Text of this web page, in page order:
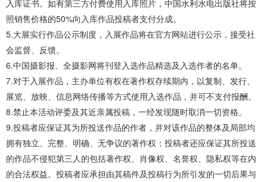
入库证书。如有第三方付费使用入库照片，中国水利水电出版社将按
照销售价格的50%向入库作品投稿者支付分成。
5.大展实行作品公示制度，入展作品将在官方网站进行公示，接受社
会监督、反馈。
6.中国摄影报、全摄影网将刊登入选作品精选及入选作者的名单。
7.对于入展作品，主办单位有权在著作权存续期内，以复制、发行、
展览、放映、信息网络传播等方式使用入选作品，并可不支付报酬。
8.禁止本活动评委及其近亲属投稿，一经发现随时取消一切资格。
9.投稿者应保证其为所投送作品的作者，并对该作品的整体及局部均
拥有独立、完整、明确、无争议的著作权；投稿者还应保证其所投送
的作品不侵犯第三人的包括著作权、肖像权、名誉权、隐私权等在内
的合法权益。投稿者应承担由其稿件及投稿行为所引发的一切后果与